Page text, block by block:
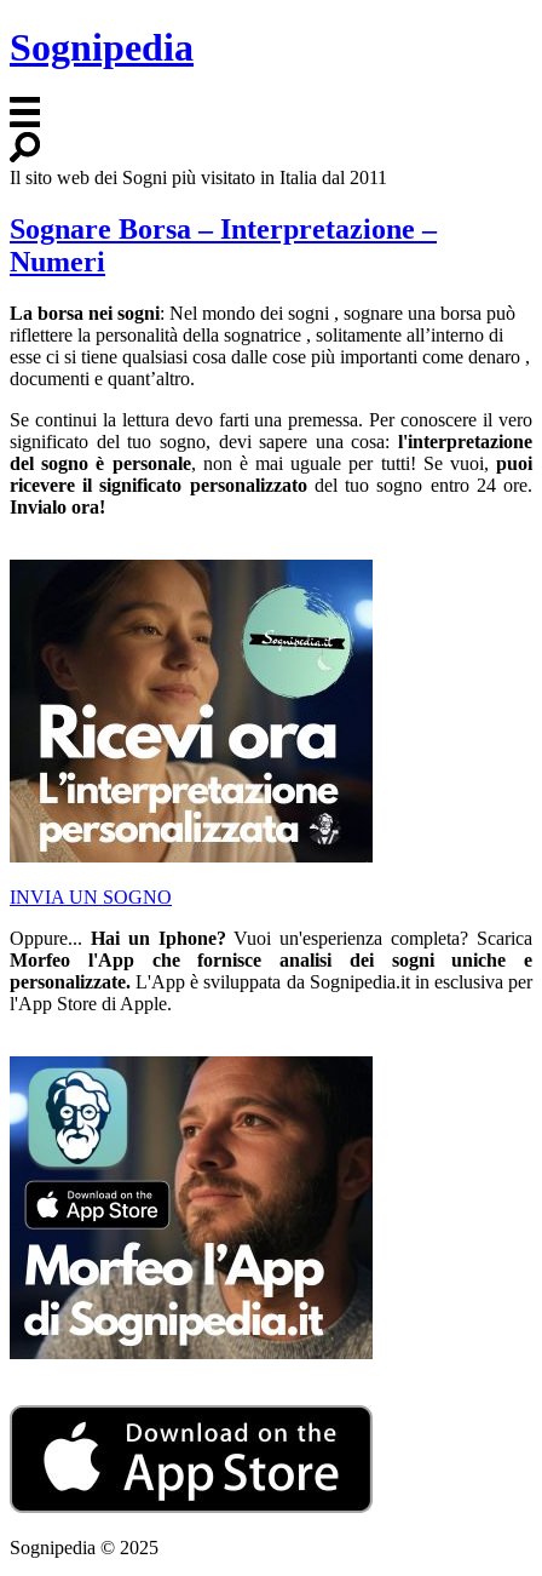
Sognipedia
Il sito web dei Sogni più visitato in Italia dal 2011
Sognare Borsa – Interpretazione –
Numeri
La borsa nei sogni: Nel mondo dei sogni , sognare una borsa può
riflettere la personalità della sognatrice , solitamente all’interno di
esse ci si tiene qualsiasi cosa dalle cose più importanti come denaro ,
documenti e quant’altro.
Se continui la lettura devo farti una premessa. Per conoscere il vero
significato del tuo sogno, devi sapere una cosa: l'interpretazione
del sogno è personale, non è mai uguale per tutti! Se vuoi, puoi
ricevere il significato personalizzatodel tuo sogno entro 24 ore.
Invialo ora!
INVIA UN SOGNO
Oppure... Hai un Iphone? Vuoi un'esperienza completa? Scarica
Morfeo l'App che fornisce analisi dei sogni uniche e
personalizzate. L'App è sviluppata da Sognipedia.it in esclusiva per
l'App Store di Apple.
Sognipedia © 2025